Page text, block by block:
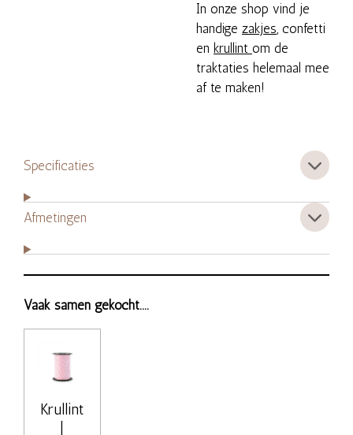
In onze shop vind je
handige zakjes, confetti
en krullint om de
traktaties helemaal mee
af te maken!
Specificaties
Afmetingen
Vaak samen gekocht....
Krullint